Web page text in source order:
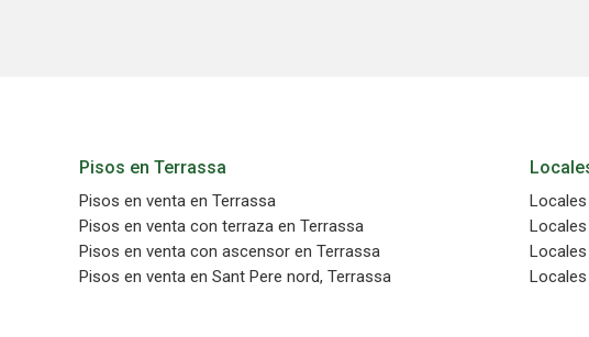
Pisos en Terrassa
Pisos en venta en Terrassa
Pisos en venta con terraza en Terrassa
Pisos en venta con ascensor en Terrassa
Pisos en venta en Sant Pere nord, Terrassa